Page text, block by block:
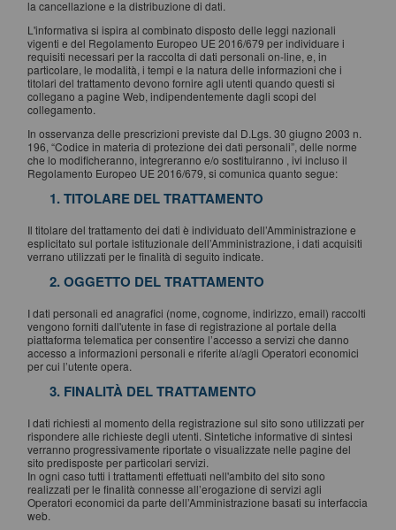
la cancellazione e la distribuzione di dati.
L'informativa si ispira al combinato disposto delle leggi nazionali
vigenti e del Regolamento Europeo UE 2016/679 per individuare i
requisiti necessari per la raccolta di dati personali on-line, e, in
particolare, le modalità, i tempi e la natura delle informazioni che i
titolari del trattamento devono fornire agli utenti quando questi si
collegano a pagine Web, indipendentemente dagli scopi del
collegamento.
In osservanza delle prescrizioni previste dal D.Lgs. 30 giugno 2003 n.
196, “Codice in materia di protezione dei dati personali”, delle norme
che lo modificheranno, integreranno e/o sostituiranno , ivi incluso il
Regolamento Europeo UE 2016/679, si comunica quanto segue:
1. TITOLARE DEL TRATTAMENTO
Il titolare del trattamento dei dati è individuato dell’Amministrazione e
esplicitato sul portale istituzionale dell’Amministrazione, i dati acquisiti
verrano utilizzati per le finalità di seguito indicate.
2. OGGETTO DEL TRATTAMENTO
I dati personali ed anagrafici (nome, cognome, indirizzo, email) raccolti
vengono forniti dall'utente in fase di registrazione al portale della
piattaforma telematica per consentire l’accesso a servizi che danno
accesso a informazioni personali e riferite al/agli Operatori economici
per cui l’utente opera.
3. FINALITÀ DEL TRATTAMENTO
I dati richiesti al momento della registrazione sul sito sono utilizzati per
rispondere alle richieste degli utenti. Sintetiche informative di sintesi
verranno progressivamente riportate o visualizzate nelle pagine del
sito predisposte per particolari servizi.
In ogni caso tutti i trattamenti effettuati nell'ambito del sito sono
realizzati per le finalità connesse all’erogazione di servizi agli
Operatori economici da parte dell’Amministrazione basati su interfaccia
web.